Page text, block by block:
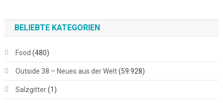
BELIEBTE KATEGORIEN
Food (480)
Outside 38 – Neues aus der Welt(59.928)
Salzgitter(1)